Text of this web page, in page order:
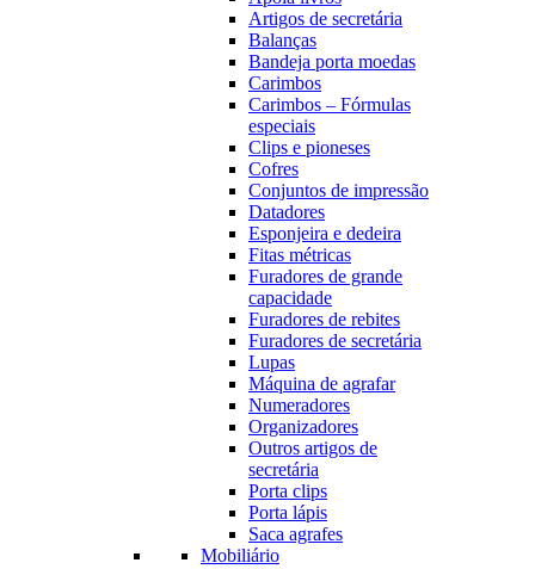
Artigos de secretária
Balanças
Bandeja porta moedas
Carimbos
Carimbos – Fórmulas
especiais
Clips e pioneses
Cofres
Conjuntos de impressão
Datadores
Esponjeira e dedeira
Fitas métricas
Furadores de grande
capacidade
Furadores de rebites
Furadores de secretária
Lupas
Máquina de agrafar
Numeradores
Organizadores
Outros artigos de
secretária
Porta clips
Porta lápis
Saca agrafes
Mobiliário